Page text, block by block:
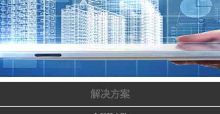
解决方案